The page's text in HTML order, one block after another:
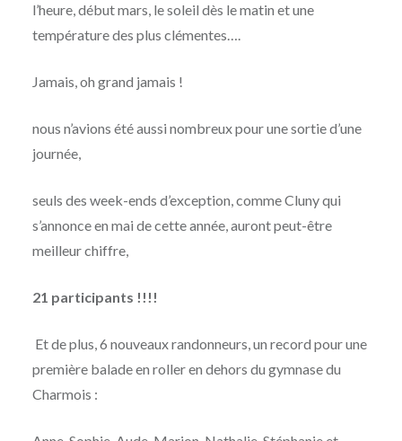
l’heure, début mars, le soleil dès le matin et une
température des plus clémentes….
Jamais, oh grand jamais !
nous n’avions été aussi nombreux pour une sortie d’une
journée,
seuls des week-ends d’exception, comme Cluny qui
s’annonce en mai de cette année, auront peut-être
meilleur chiffre,
21 participants !!!!
Et de plus, 6 nouveaux randonneurs, un record pour une
première balade en roller en dehors du gymnase du
Charmois :